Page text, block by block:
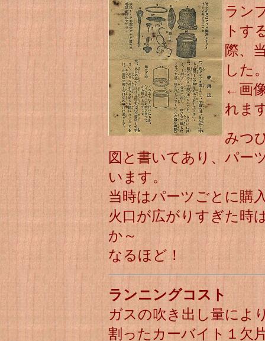
ラン
トす
際、
した
←画
れま
みつ
図と書いてあり、パー
います。
当時はパーツごとに購
火口が広がりすぎた時
か～
なるほど！
ランニングコスト
ガスの吹き出し量によ
割ったカーバイト１欠